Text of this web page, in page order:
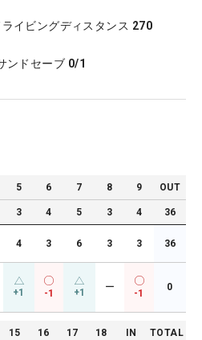
ライビングディスタンス 270
ンドセーブ 0/1
5 6 7 8 9 OUT
3 4 5 3 4 36
4 3 6 3 3 36
+1 -1 +1 ー
-1
0
15 16 17 18 IN TOTAL